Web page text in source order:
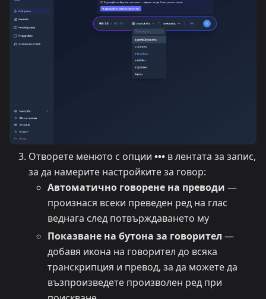
Отворете менюто с опции ••• в лентата за запис,
за да намерите настройките за говор:
Автоматично говорене на преводи —
произнася всеки преведен ред на глас
веднага след потвърждаването му
Показване на бутона за говорител —
добавя икона на говорител до всяка
транскрипция и превод, за да можете да
възпроизведете произволен ред при